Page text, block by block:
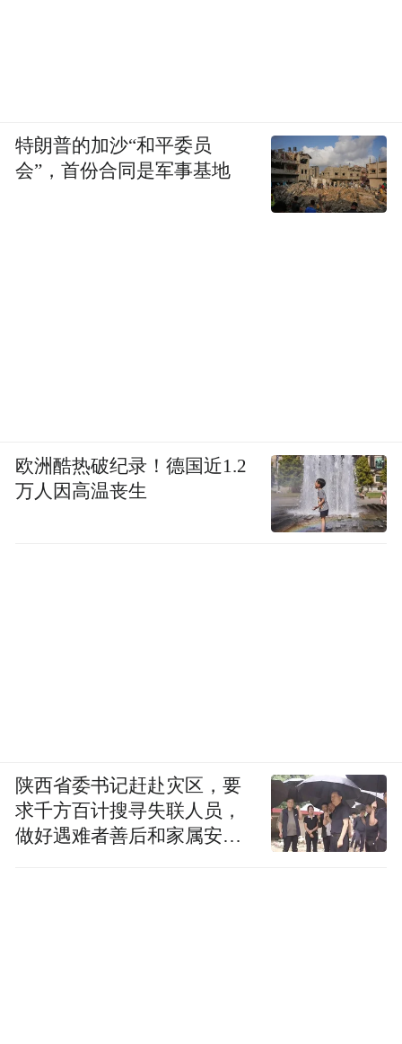
特朗普的加沙“和平委员
会”，首份合同是军事基地
欧洲酷热破纪录！德国近1.2
万人因高温丧生
陕西省委书记赶赴灾区，要
求千方百计搜寻失联人员，
做好遇难者善后和家属安抚